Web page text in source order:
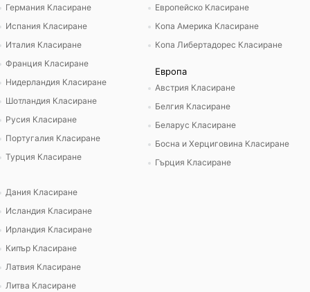
Германия Класиране
Испания Класиране
Италия Класиране
Франция Класиране
Нидерландия Класиране
Шотландия Класиране
Русия Класиране
Португалия Класиране
Турция Класиране
Европейско Класиране
Копа Америка Класиране
Копа Либертадорес Класиране
Европа
Австрия Класиране
Белгия Класиране
Беларус Класиране
Босна и Херциговина Класиране
Гърция Класиране
Дания Класиране
Исландия Класиране
Ирландия Класиране
Кипър Класиране
Латвия Класиране
Литва Класиране